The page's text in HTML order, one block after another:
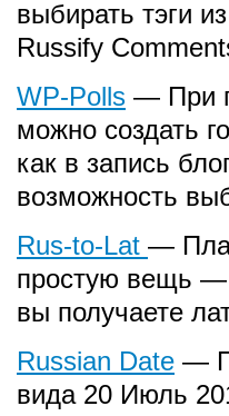
выбирать тэги
Russify
WP-Polls — При
можно создать
как в запись
возможность
Rus-to-Lat —
простую вещь —
вы получаете
Russian Date —
вида 20 Июль